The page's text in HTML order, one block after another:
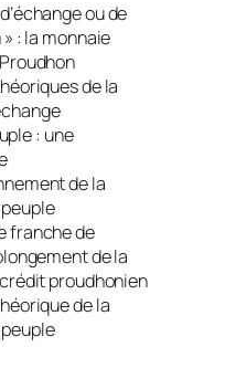
ou de
: la monnaie
de la
: une
de la
franche de
de la
proudhonien
de la